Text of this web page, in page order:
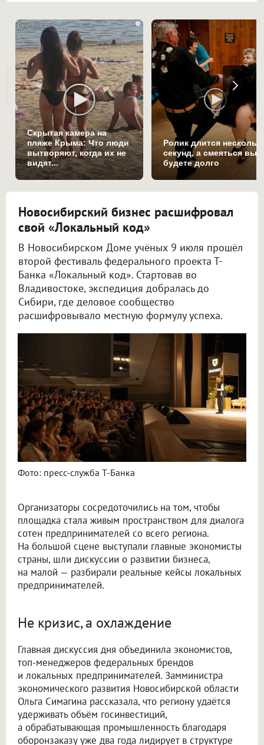
i
Скрытая камера на
пляже Крыма: Что люди
вытворяют, когда их не
видят...
Ролик длится
секунд, а смеяться вы
будете долго
Новосибирский бизнес расшифровал
свой «Локальный код»
В Новосибирском Доме учёных 9 июля прошёл
второй фестиваль федерального проекта Т-
Банка «Локальный код». Стартовав во
Владивостоке, экспедиция добралась до
Сибири, где деловое сообщество
расшифровывало местную формулу успеха.
Фото: пресс-служба Т-Банка
Организаторы сосредоточились на том, чтобы
площадка стала живым пространством для диалога
сотен предпринимателей со всего региона.
На большой сцене выступали главные экономисты
страны, шли дискуссии о развитии бизнеса,
на малой — разбирали реальные кейсы локальных
предпринимателей.
Не кризис, а охлаждение
Главная дискуссия дня объединила экономистов,
топ-менеджеров федеральных брендов
и локальных предпринимателей. Замминистра
экономического развития Новосибирской области
Ольга Симагина рассказала, что региону удаётся
удерживать объём госинвестиций,
а обрабатывающая промышленность благодаря
оборонзаказу уже два года лидирует в структуре